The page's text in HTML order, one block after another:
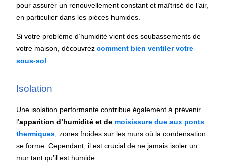
pour assurer un renouvellement constant et maîtrisé de l’air,
en particulier dans les pièces humides.
Si votre problème d’humidité vient des soubassements de
votre maison, découvrezcomment bien ventiler votre
sous-sol
Isolation
Une isolation performante contribue également à prévenir
l’apparition d’humidité et de moisissure due aux ponts
thermiques, zones froides sur les murs où la condensation
se forme.Cependant, il est crucial de ne jamais isoler un
mur tant qu’il est humide.